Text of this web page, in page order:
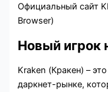
Официальный сайт
Browser)
Новый игрок
Kraken (Кракен) –
даркнет-рынке,